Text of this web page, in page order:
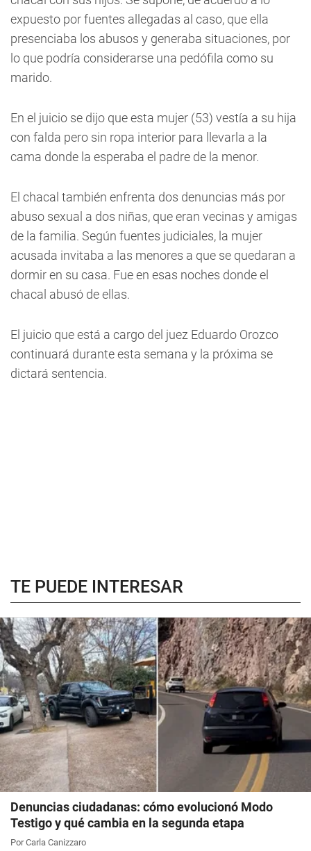
expuesto por fuentes allegadas al caso, que ella
presenciaba los abusos y generaba situaciones, por
lo que podría considerarse una pedófila como su
marido.
En el juicio se dijo que esta mujer (53) vestía a su hija
con falda pero sin ropa interior para llevarla a la
cama donde la esperaba el padre de la menor.
El chacal también enfrenta dos denuncias más por
abuso sexual a dos niñas, que eran vecinas y amigas
de la familia. Según fuentes judiciales, la mujer
acusada invitaba a las menores a que se quedaran a
dormir en su casa. Fue en esas noches donde el
chacal abusó de ellas.
El juicio que está a cargo del juez Eduardo Orozco
continuará durante esta semana y la próxima se
dictará sentencia.
TE PUEDE INTERESAR
Denuncias ciudadanas: cómo evolucionó Modo
Testigo y qué cambia en la segunda etapa
Por Carla Canizzaro